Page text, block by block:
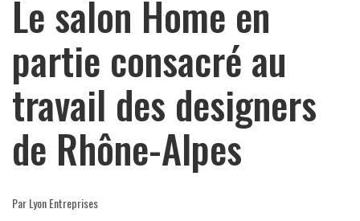
Le salon Home en
partie consacré au
travail des designers
de Rhône-Alpes
Par Lyon Entreprises